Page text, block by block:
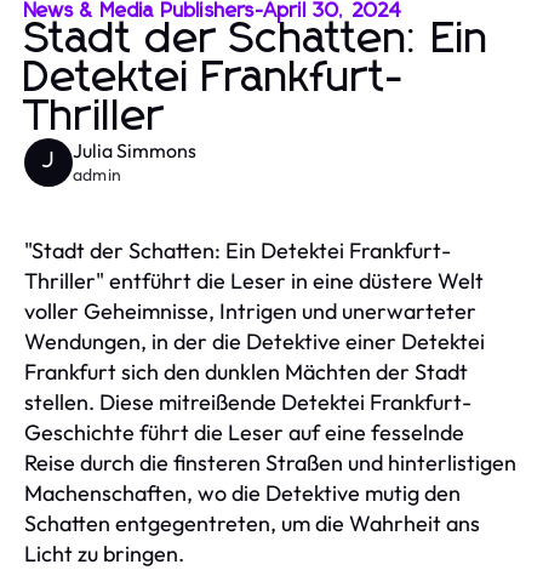
News & Media Publishers-April 30, 2024
Stadt der Schatten: Ein
Detektei Frankfurt-
Thriller
J Julia Simmons
admin
"Stadt der Schatten: Ein Detektei Frankfurt-
Thriller" entführt die Leser in eine düstere Welt
voller Geheimnisse, Intrigen und unerwarteter
Wendungen, in der die Detektive einer Detektei
Frankfurt sich den dunklen Mächten der Stadt
stellen. Diese mitreißende Detektei Frankfurt-
Geschichte führt die Leser auf eine fesselnde
Reise durch die finsteren Straßen und hinterlistigen
Machenschaften, wo die Detektive mutig den
Schatten entgegentreten, um die Wahrheit ans
Licht zu bringen.